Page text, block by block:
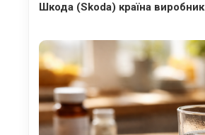
Шкода (Skoda) країна виробник